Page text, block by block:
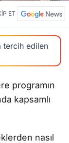
ET
tercih edilen
programın
kapsamlı
nasıl